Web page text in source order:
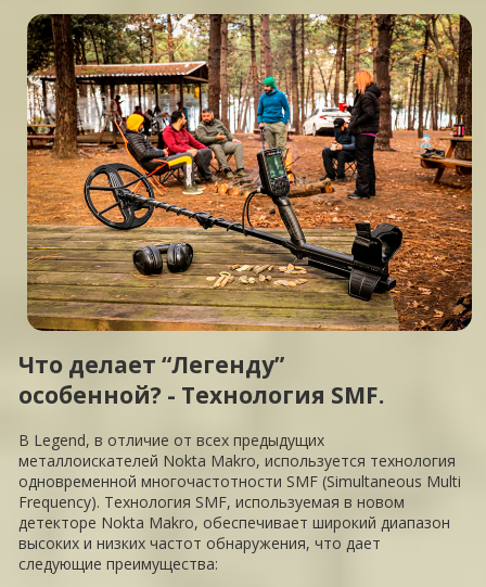
Что делает “Легенду”
особенной? - Технология SMF.
В Legend, в отличие от всех предыдущих
металлоискателей Nokta Makro, используется технология
одновременной многочастотности SMF (Simultaneous Multi
Frequency). Технология SMF, используемая в новом
детекторе Nokta Makro, обеспечивает широкий диапазон
высоких и низких частот обнаружения, что дает
следующие преимущества: